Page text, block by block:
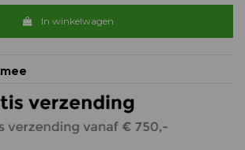
In winkelwagen